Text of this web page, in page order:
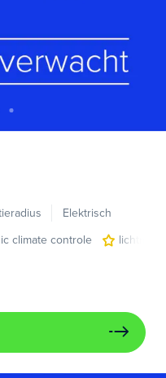
Elektrisch
climate controle